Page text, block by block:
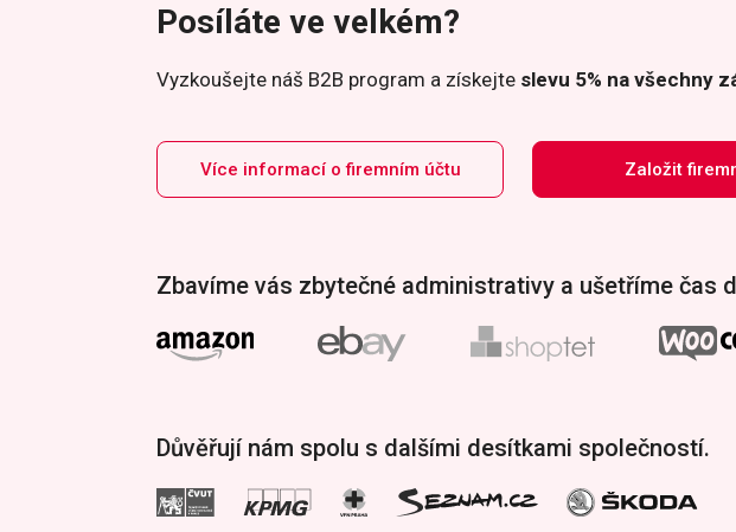
Posíláte ve velkém?
Vyzkoušejte náš B2B program a získejte slevu 5% na všechny
Více informací o firemním účtu Založit
Zbavíme vás zbytečné administrativy a ušetříme čas
Důvěřují nám spolu s dalšími desítkami společností.